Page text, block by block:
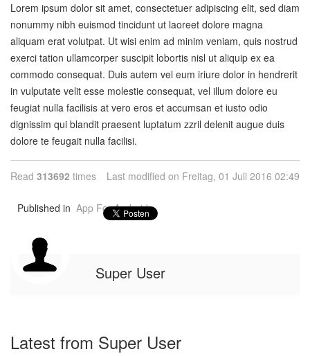
Lorem ipsum dolor sit amet, consectetuer adipiscing elit, sed diam
nonummy nibh euismod tincidunt ut laoreet dolore magna
aliquam erat volutpat. Ut wisi enim ad minim veniam, quis nostrud
exerci tation ullamcorper suscipit lobortis nisl ut aliquip ex ea
commodo consequat. Duis autem vel eum iriure dolor in hendrerit
in vulputate velit esse molestie consequat, vel illum dolore eu
feugiat nulla facilisis at vero eros et accumsan et iusto odio
dignissim qui blandit praesent luptatum zzril delenit augue duis
dolore te feugait nulla facilisi.
Read 313692 times Last modified on Freitag, 01 Juli 2016 02:49
Published in App For Android
Super User
Latest from Super User